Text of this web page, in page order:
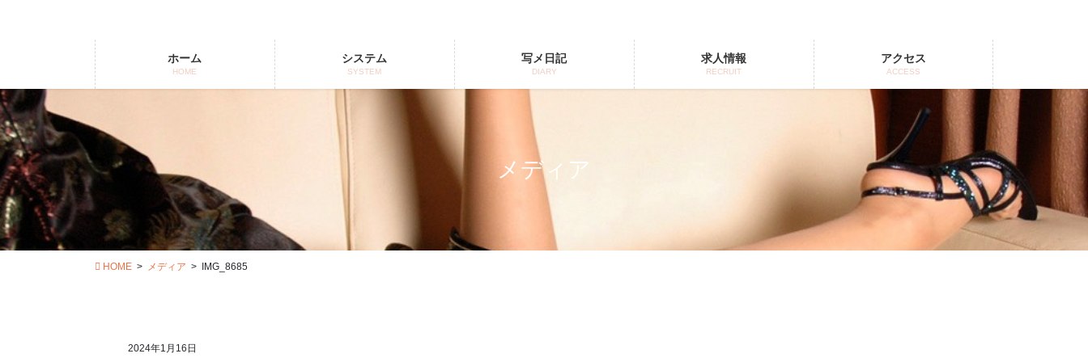
ツ
に
移
動
シ
ョ
ン
に
移
動
ホーム
HOME
システム
SYSTEM
写メ日記
DIARY
求人情報
RECRUIT
アクセス
ACCESS
メディア
HOME メディア IMG_8685
2024年1月16日